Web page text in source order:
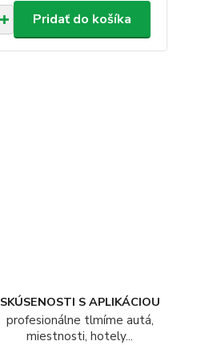
Pridať do košíka
SKÚSENOSTI S APLIKÁCIOU
profesionálne tlmíme autá,
miestnosti, hotely...